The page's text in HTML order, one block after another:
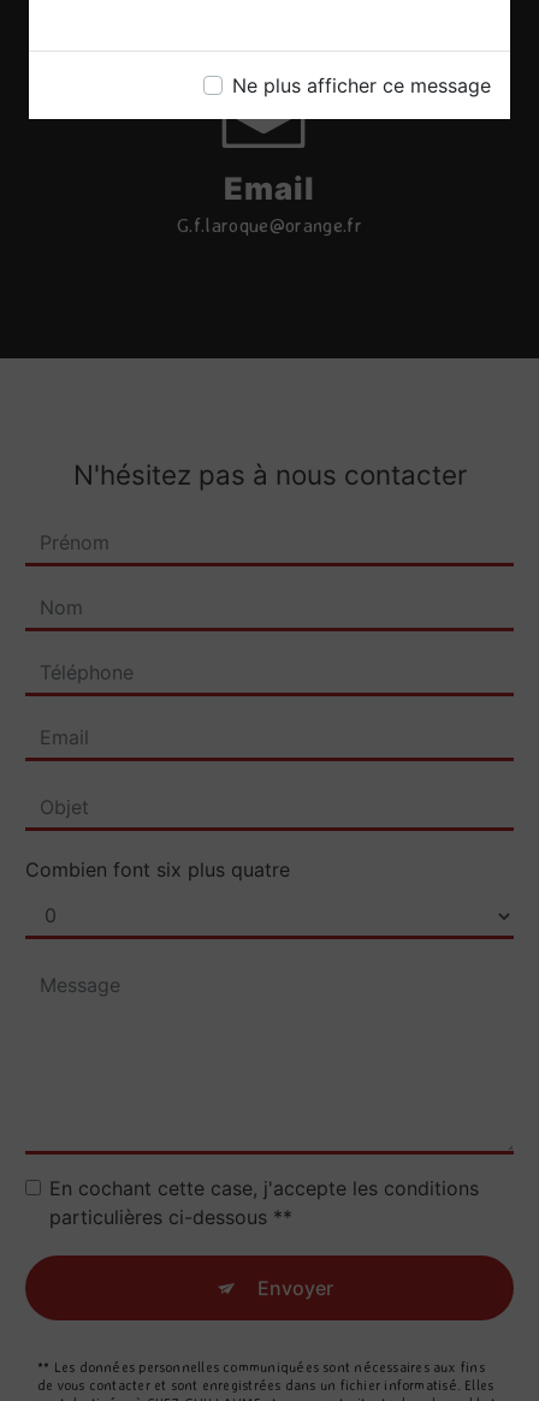
Ne plus afficher ce message
Email
g.f.laroque@orange.fr
N'hésitez pas à nous contacter
Combien font six plus quatre
En cochant cette case, j'accepte les conditions
particulières ci-dessous **
Envoyer
** Les données personnelles communiquées sont nécessaires aux fins
de vous contacter et sont enregistrées dans un fichier informatisé. Elles